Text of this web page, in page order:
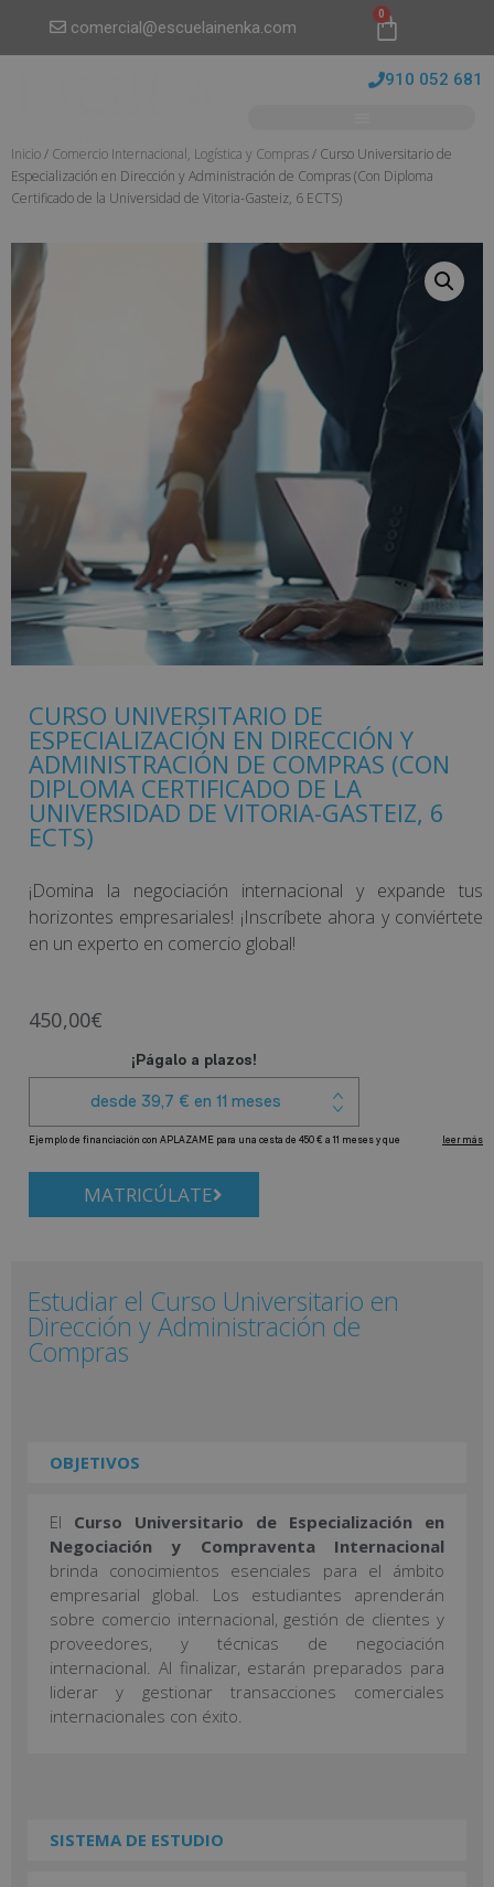
comercial@escuelainenka.com
0
910 052 681
Inicio/ Comercio Internacional, Logística y Compras/ Curso Universitario de
Especialización en Dirección y Administración de Compras (Con Diploma
Certificado de la Universidad de Vitoria-Gasteiz, 6 ECTS)
CURSO UNIVERSITARIO DE
ESPECIALIZACIÓN EN DIRECCIÓN Y
ADMINISTRACIÓN DE COMPRAS (CON
DIPLOMA CERTIFICADO DE LA
UNIVERSIDAD DE VITORIA-GASTEIZ, 6
ECTS)
¡Domina la negociación internacional y expande tus
horizontes empresariales! ¡Inscríbete ahora y conviértete
en un experto en comercio global!
450,00€
MATRICÚLATE
Estudiar el Curso Universitario en
Dirección y Administración de
Compras
OBJETIVOS
El Curso Universitario de Especialización en
Negociación y Compraventa Internacional
brinda conocimientos esenciales para el ámbito
empresarial global. Los estudiantes aprenderán
sobre comercio internacional, gestión de clientes y
proveedores, y técnicas de negociación
internacional. Al finalizar, estarán preparados para
liderar y gestionar transacciones comerciales
internacionales con éxito.
SISTEMA DE ESTUDIO